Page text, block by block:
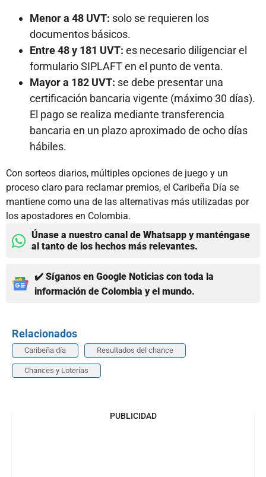
Menor a 48 UVT: solo se requieren los
documentos básicos.
Entre 48 y 181 UVT: es necesario diligenciar el
formulario SIPLAFT en el punto de venta.
Mayor a 182 UVT: se debe presentar una
certificación bancaria vigente (máximo 30 días).
El pago se realiza mediante transferencia
bancaria en un plazo aproximado de ocho días
hábiles.
Con sorteos diarios, múltiples opciones de juego y un
proceso claro para reclamar premios, el Caribeña Día se
mantiene como una de las alternativas más utilizadas por
los apostadores en Colombia.
Únase a nuestro canal de Whatsapp y manténgase
al tanto de los hechos más relevantes.
✔️ Síganos en Google Noticias con toda la
información de Colombia y el mundo.
Relacionados
Caribeña día Resultados del chance
Chances y Loterías
PUBLICIDAD